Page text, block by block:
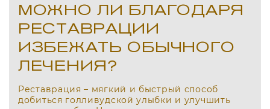
МОЖНО ЛИ БЛАГОДАРЯ
РЕСТАВРАЦИИ
ИЗБЕЖАТЬ ОБЫЧНОГО
ЛЕЧЕНИЯ?
Реставрация – мягкий и быстрый способ
добиться голливудской улыбки и улучшить